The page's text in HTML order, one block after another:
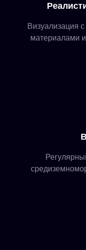
Визуализация
материалами